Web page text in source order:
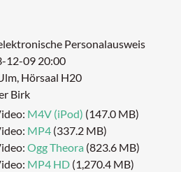
Personalausweis
12-09 20:00
Hörsaal H20
Birk
M4V (iPod) (147.0 MB)
MP4 (337.2 MB)
Ogg Theora (823.6 MB)
MP4 HD (1,270.4 MB)